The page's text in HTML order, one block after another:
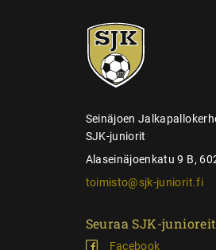
SJK-
juniorit
Seinäjoen
SJK-juniorit
Alaseinäjoenkatu 9 B,
toimisto@sjk-juniorit.fi
Seuraa SJK-
Facebook